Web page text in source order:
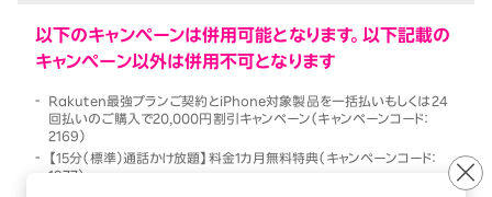
以下のキャンペーンは併用可能となります。以下記載の
キャンペーン以外は併用不可となります
Rakuten最強プランご契約とiPhone対象製品を一括払いもしくは24
回払いのご購入で20,000円割引キャンペーン（キャンペーンコード：
2169）
【15分（標準）通話かけ放題】料金1カ月無料特典（キャンペーンコード：
1977）